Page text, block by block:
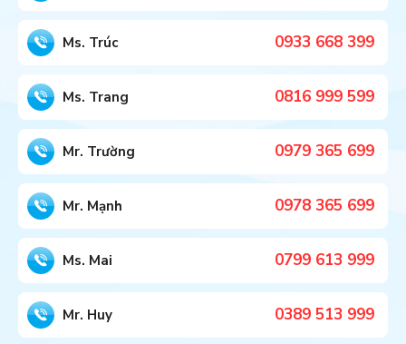
Ms. Trúc 0933 668 399
Ms. Trang 0816 999 599
Mr. Trường 0979 365 699
Mr. Mạnh 0978 365 699
Ms. Mai 0799 613 999
Mr. Huy 0389 513 999